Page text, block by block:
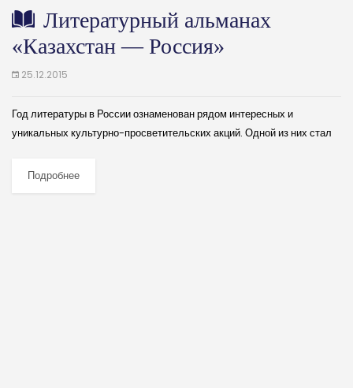
Литературный альманах
«Казахстан — Россия»
25.12.2015
Год литературы в России ознаменован рядом интересных и
уникальных культурно-просветительских акций. Одной из них стал
Осуществлен межгосударственный издательский проект
«Литературной газетой» (Москва), Союзом писателей...
Подробнее